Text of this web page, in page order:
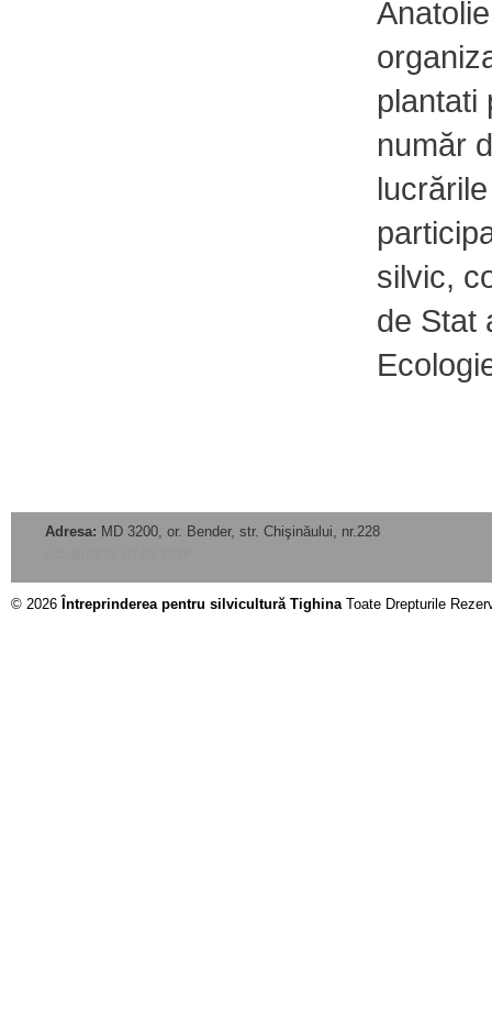
plantati
număr
silvic,
de Stat
Adresa: MD 3200, or. Bender, str. Chişinăului, nr.228
© 2026 Întreprinderea pentru silvicultură TighinaToate Drepturile